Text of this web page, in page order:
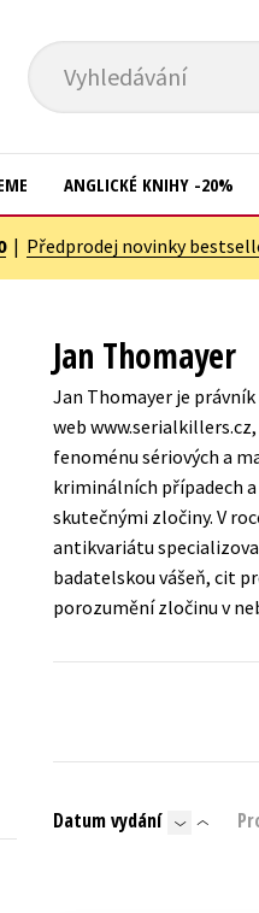
Vyhledávání
New Adult
Ostatní
Počítače
Populárně - naučná
Populárně - naučné
ANGLICKÉ KNIHY -20%
| Předprodej novinky
Jan Thomayer
Jan Thomayer je
web
fenoménu sériových a
kriminálních případech
skutečnými zločiny. V
antikvariátu
badatelskou vášeň, cit
porozumění zločinu v
Datum vydání